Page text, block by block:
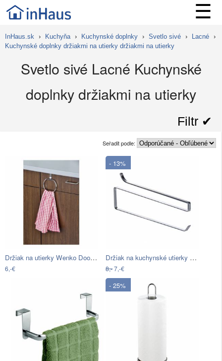
☰
InHaus.sk › Kuchyňa › Kuchynské doplnky › Svetlo sivé › Lacné ›
Kuchynské doplnky držiakmi na utierky držiakmi na utierky
Svetlo sivé Lacné Kuchynské
doplnky držiakmi na utierky
Filtr ✔︎
Seřadit podle:
Držiak na utierky Wenko Door Towel
6,-€
- 13%
Držiak na kuchynské utierky Wenko Shelf
8,-7,-€
- 25%